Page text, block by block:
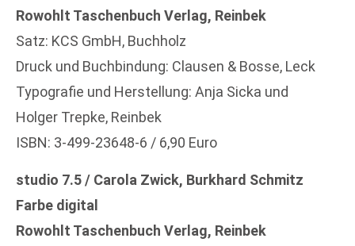
Rowohlt Taschenbuch Verlag, Reinbek
Satz: KCS GmbH, Buchholz
Druck und Buchbindung: Clausen & Bosse, Leck
Typografie und Herstellung: Anja Sicka und
Holger Trepke, Reinbek
ISBN: 3-499-23648-6 / 6,90 Euro
studio 7.5 / Carola Zwick, Burkhard Schmitz
Farbe digital
Rowohlt Taschenbuch Verlag, Reinbek